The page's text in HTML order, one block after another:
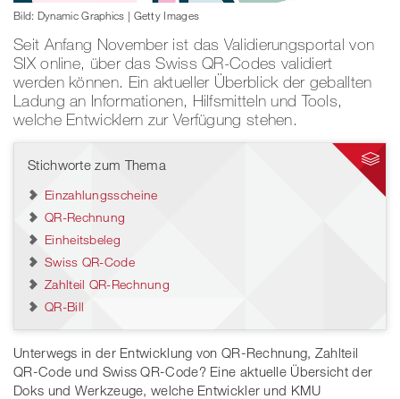
Bild: Dynamic Graphics | Getty Images
Seit Anfang November ist das Validierungsportal von
SIX online, über das Swiss QR-Codes validiert
werden können. Ein aktueller Überblick der geballten
Ladung an Informationen, Hilfsmitteln und Tools,
welche Entwicklern zur Verfügung stehen.
Stichworte zum Thema
Einzahlungsscheine
QR-Rechnung
Einheitsbeleg
Swiss QR-Code
Zahlteil QR-Rechnung
QR-Bill
Unterwegs in der Entwicklung von QR-Rechnung, Zahlteil
QR-Code und Swiss QR-Code? Eine aktuelle Übersicht der
Doks und Werkzeuge, welche Entwickler und KMU